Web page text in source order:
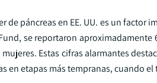
de páncreas en EE. UU. es un
se reportaron aproximadamente
mujeres. Estas cifras alarmantes
en etapas más tempranas, cuando